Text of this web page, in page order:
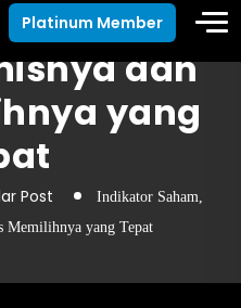
Platinum Member
dan
yang
Post
Indikator Saham,
Memilihnya yang Tepat